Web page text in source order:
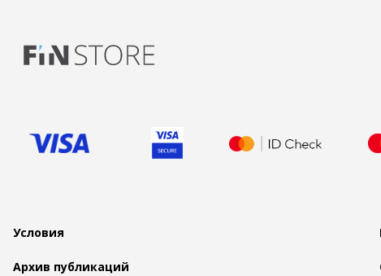
Условия
Архив публикаций